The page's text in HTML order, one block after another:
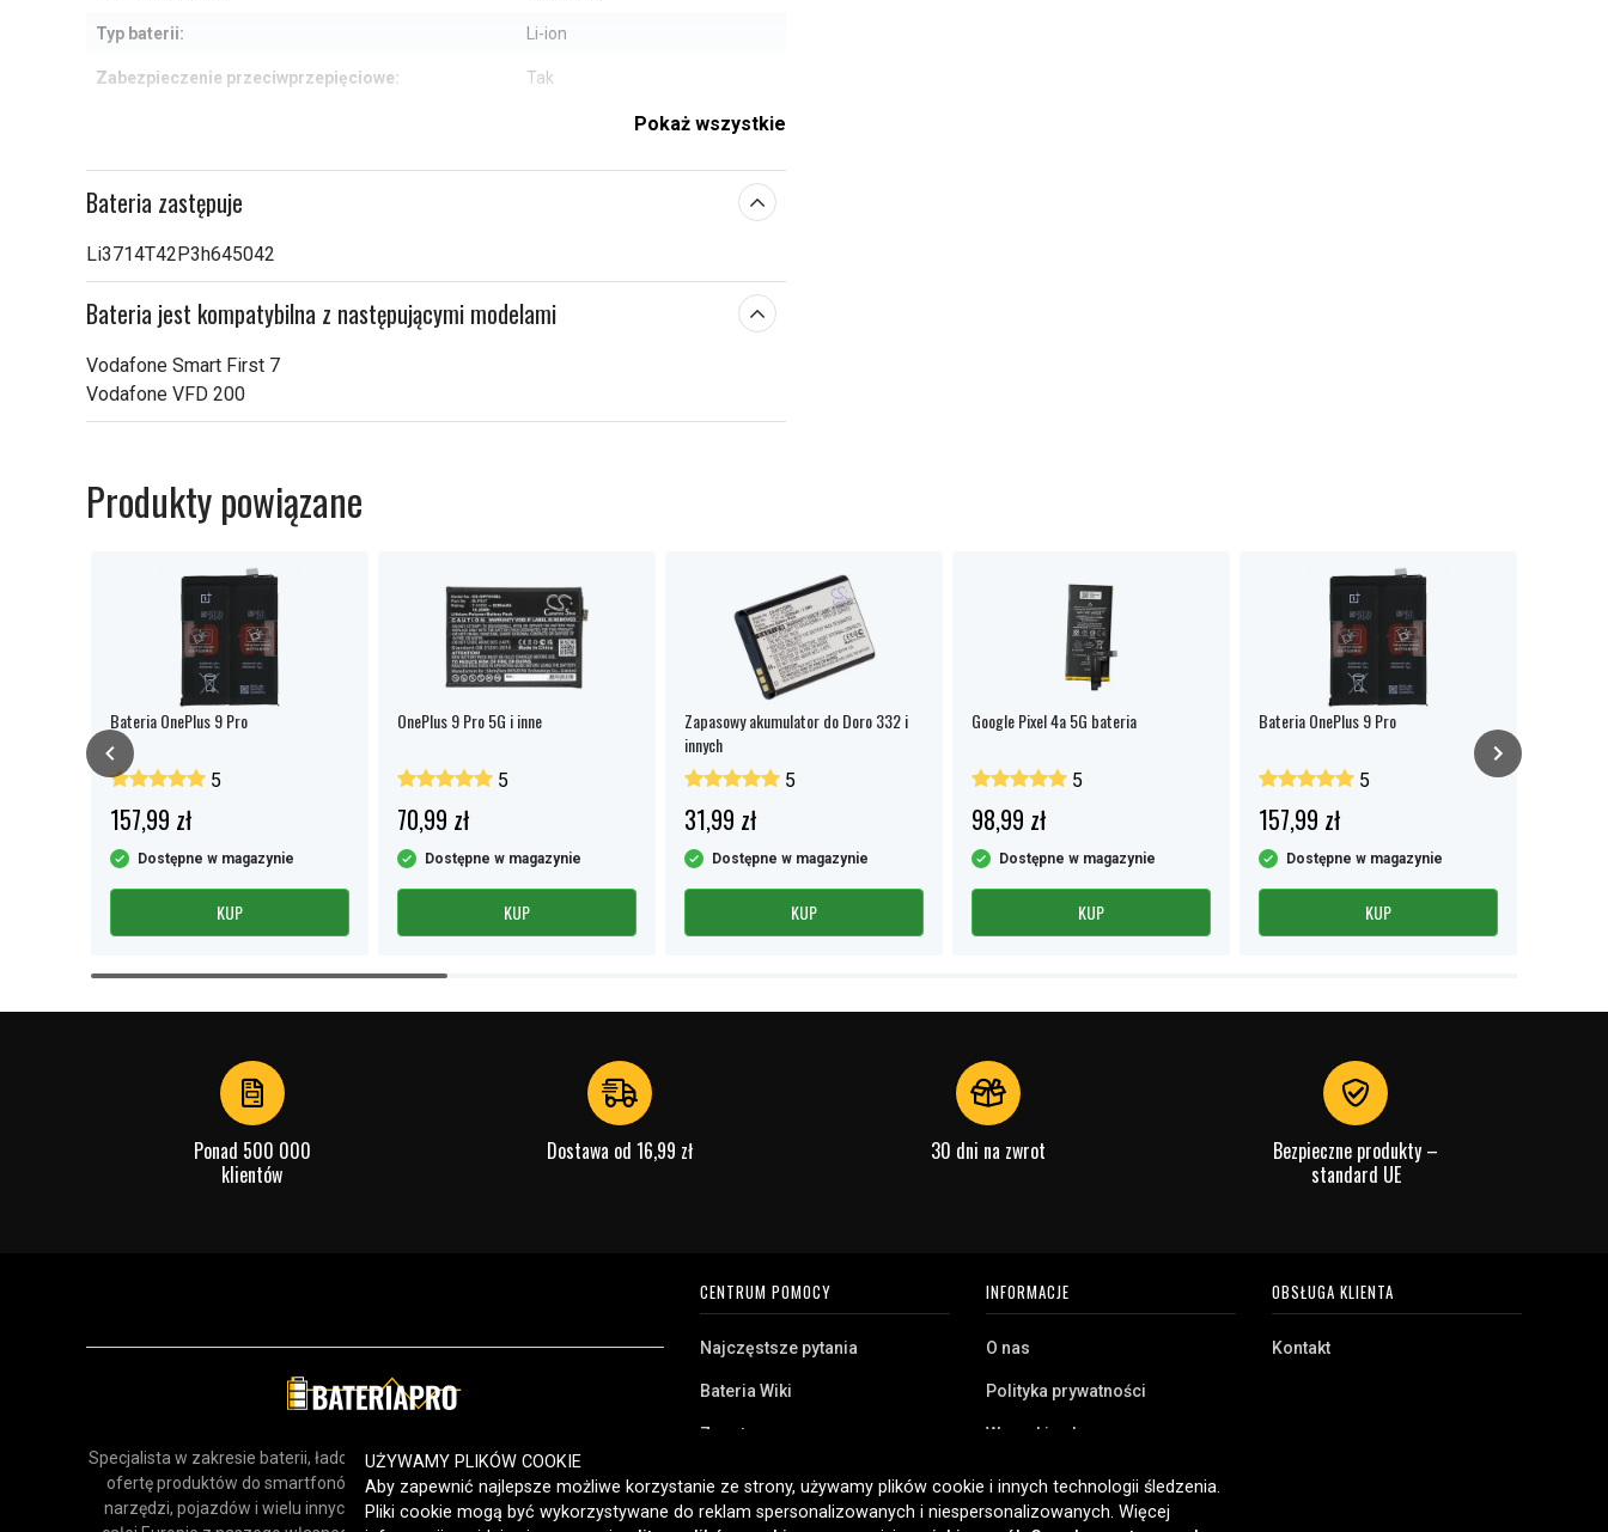
Typ baterii: Li-ion
Zabezpieczenie przeciwprzepięciowe: Tak
64,50 x 49,90 x 4,20 mm
Pojemność: 1450 mAh
Pokaż wszystkie
Bateria zastępuje
Li3714T42P3h645042
Bateria jest kompatybilna z następującymi modelami
Vodafone Smart First 7
Vodafone VFD 200
Produkty powiązane
Bateria OnePlus 9 Pro
5
157,99 zł
Dostępne w magazynie
KUP
OnePlus 9 Pro 5G i inne
5
70,99 zł
Dostępne w magazynie
KUP
Zapasowy akumulator do Doro 332 i
innych
5
31,99 zł
Dostępne w magazynie
KUP
Google Pixel 4a 5G bateria
5
98,99 zł
Dostępne w magazynie
KUP
Bateria OnePlus 9 Pro
5
157,99 zł
Dostępne w magazynie
KUP
Item
Ponad 500 000
klientów
Dostawa od 16,99 zł 30 dni na zwrot
Bezpieczne produkty –
standard UE
Specjalista w zakresie baterii, ładowarek i akcesoriów. Odkryj naszą szeroką
ofertę produktów do smartfonów, urządzeń gospodarstwa domowego,
narzędzi, pojazdów i wielu innych zastosowań. Dostarczamy klientom w
CENTRUM POMOCY
Najczęstsze pytania
Bateria Wiki
Zwrot
Klient biznesowy
Jaką baterię posiadam?
INFORMACJE
O nas
Polityka prywatności
Warunki zakupu
Pliki cookie
OBSŁUGA KLIENTA
Kontakt
UŻYWAMY PLIKÓW COOKIE
Aby zapewnić najlepsze możliwe korzystanie ze strony, używamy plików cookie i innych technologii śledzenia.
Pliki cookie mogą być wykorzystywane do reklam spersonalizowanych i niespersonalizowanych. Więcej